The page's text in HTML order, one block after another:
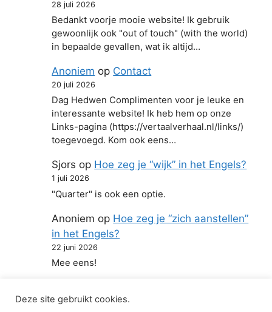
28 juli 2026
Bedankt voorje mooie website! Ik gebruik
gewoonlijk ook "out of touch" (with the world)
in bepaalde gevallen, wat ik altijd…
Anoniem op Contact
20 juli 2026
Dag Hedwen Complimenten voor je leuke en
interessante website! Ik heb hem op onze
Links-pagina (https://vertaalverhaal.nl/links/)
toegevoegd. Kom ook eens…
Sjors op Hoe zeg je “wijk” in het Engels?
1 juli 2026
"Quarter" is ook een optie.
Anoniem op Hoe zeg je “zich aanstellen”
in het Engels?
22 juni 2026
Mee eens!
Deze site gebruikt cookies.